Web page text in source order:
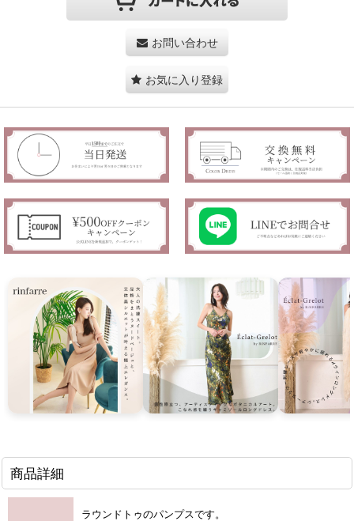
お問い合わせ
お気に入り登録
商品詳細
ラウンドトゥのパンプスです。